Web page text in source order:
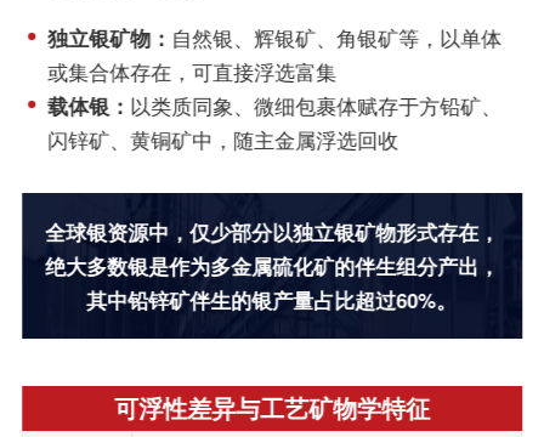
独立银矿物： 自然银、辉银矿、角银矿等，以单体
或集合体存在，可直接浮选富集
载体银： 以类质同象、微细包裹体赋存于方铅矿、
闪锌矿、黄铜矿中，随主金属浮选回收
全球银资源中，仅少部分以独立银矿物形式存在，
绝大多数银是作为多金属硫化矿的伴生组分产出，
其中铅锌矿伴生的银产量占比超过60%。
可浮性差异与工艺矿物学特征